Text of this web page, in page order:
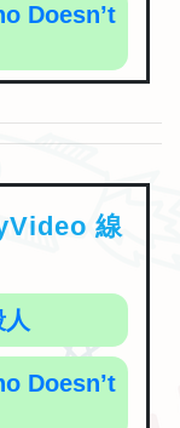
Doesn’t
線
Doesn’t